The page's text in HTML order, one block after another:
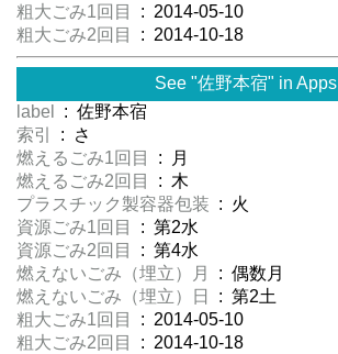
粗大ごみ1回目
: 2014-05-10
粗大ごみ2回目
: 2014-10-18
See "佐野本宿" in Apps
label
: 佐野本宿
索引
: さ
燃えるごみ1回目
: 月
燃えるごみ2回目
: 木
プラスチック製容器包装 : 火
資源ごみ1回目
: 第2水
資源ごみ2回目
: 第4水
燃えないごみ（埋立）月
: 偶数月
燃えないごみ（埋立）日
: 第2土
粗大ごみ1回目
: 2014-05-10
粗大ごみ2回目
: 2014-10-18